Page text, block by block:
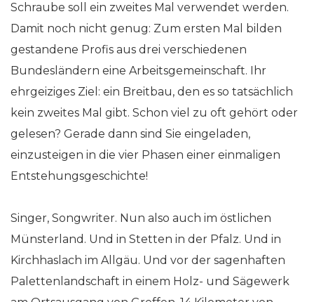
Schraube soll ein zweites Mal verwendet werden.
Damit noch nicht genug: Zum ersten Mal bilden
gestandene Profis aus drei verschiedenen
Bundesländern eine Arbeitsgemeinschaft. Ihr
ehrgeiziges Ziel: ein Breitbau, den es so tatsächlich
kein zweites Mal gibt. Schon viel zu oft gehört oder
gelesen? Gerade dann sind Sie eingeladen,
einzusteigen in die vier Phasen einer einmaligen
Entstehungsgeschichte!
Singer, Songwriter. Nun also auch im östlichen
Münsterland. Und in Stetten in der Pfalz. Und in
Kirchhaslach im Allgäu. Und vor der sagenhaften
Palettenlandschaft in einem Holz- und Sägewerk